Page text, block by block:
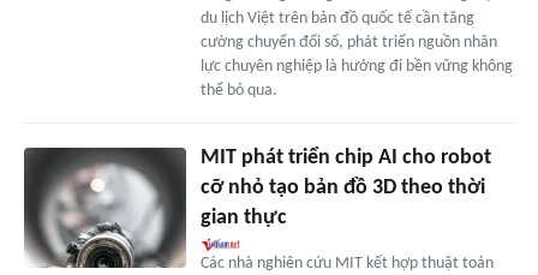
du lịch Việt trên bản đồ quốc tế cần tăng
cường chuyển đổi số, phát triển nguồn nhân
lực chuyên nghiệp là hướng đi bền vững không
thể bỏ qua.
MIT phát triển chip AI cho robot
cỡ nhỏ tạo bản đồ 3D theo thời
gian thực
Các nhà nghiên cứu MIT kết hợp thuật toán